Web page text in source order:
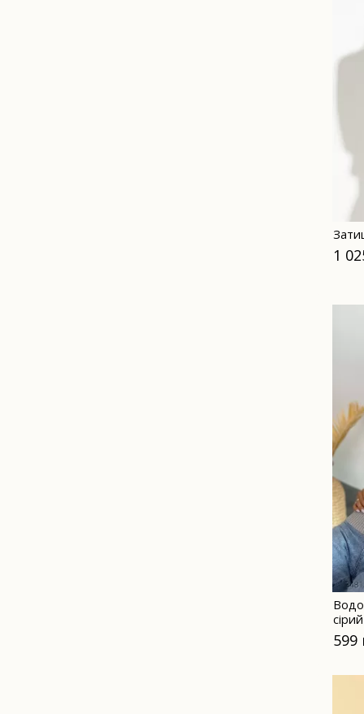
1
сірий
599